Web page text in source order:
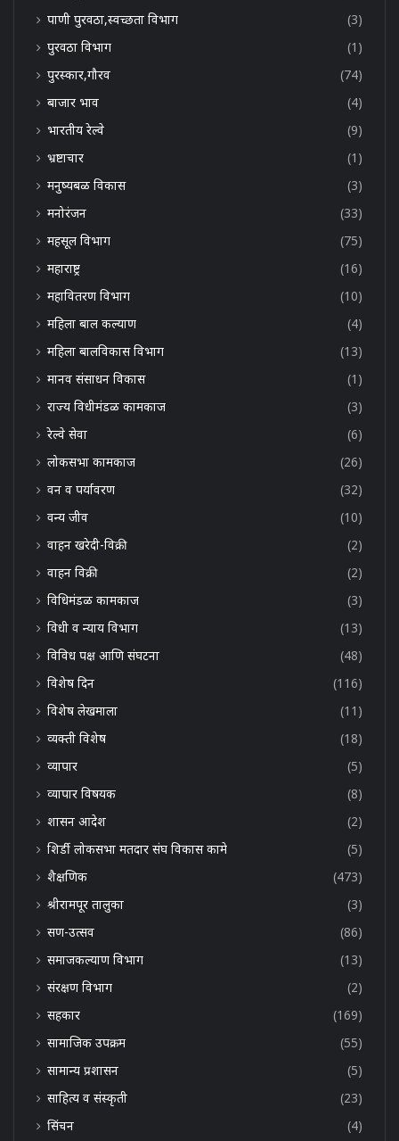
पाणी पुरवठा,स्वच्छता विभाग
(3)
पुरवठा विभाग
(1)
पुरस्कार,गौरव
(74)
बाजार भाव
(4)
भारतीय रेल्वे
(9)
भ्रष्टाचार
(1)
मनुष्यबळ विकास
(3)
मनोरंजन
(33)
महसूल विभाग
(75)
महाराष्ट्र
(16)
महावितरण विभाग
(10)
महिला बाल कल्याण
(4)
महिला बालविकास विभाग
(13)
मानव संसाधन विकास
(1)
राज्य विधीमंडळ कामकाज
(3)
रेल्वे सेवा
(6)
लोकसभा कामकाज
(26)
वन व पर्यावरण
(32)
वन्य जीव
(10)
वाहन खरेदी-विक्री
(2)
वाहन विक्री
(2)
विधिमंडळ कामकाज
(3)
विधी व न्याय विभाग
(13)
विविध पक्ष आणि संघटना
(48)
विशेष दिन
(116)
विशेष लेखमाला
(11)
व्यक्ती विशेष
(18)
व्यापार
(5)
व्यापार विषयक
(8)
शासन आदेश
(2)
शिर्डी लोकसभा मतदार संघ विकास कामे
(5)
शैक्षणिक
(473)
श्रीरामपूर तालुका
(3)
सण-उत्सव
(86)
समाजकल्याण विभाग
(13)
संरक्षण विभाग
(2)
सहकार
(169)
सामाजिक उपक्रम
(55)
सामान्य प्रशासन
(5)
साहित्य व संस्कृती
(23)
सिंचन
(4)